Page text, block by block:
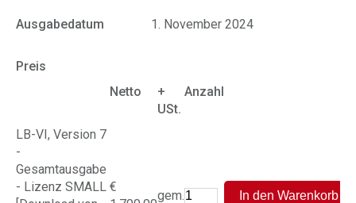
Ausgabedatum 1. November 2024
Preis
Netto
+
USt.
Anzahl
LB-VI, Version 7
-
Gesamtausgabe
- Lizenz SMALL €
gem.